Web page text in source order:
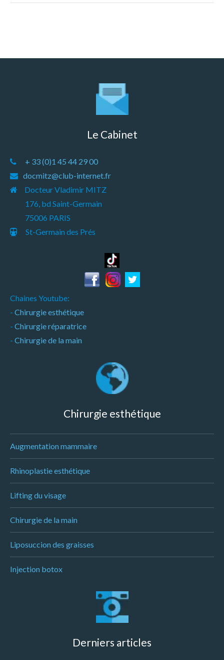
Le Cabinet
+ 33 (0)1 45 44 29 00
docmitz@club-internet.fr
Docteur Vladimir MITZ
176, bd Saint-Germain
75006 PARIS
St-Germain des Prés
Chaines Youtube:
- Chirurgie esthétique
- Chirurgie réparatrice
- Chirurgie de la main
Chirurgie esthétique
Augmentation mammaire
Rhinoplastie esthétique
Lifting du visage
Chirurgie de la main
Liposuccion des graisses
Injection botox
Derniers articles